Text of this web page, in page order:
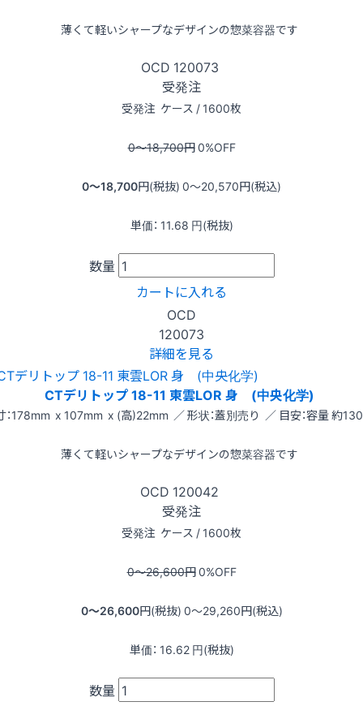
薄くて軽いシャープなデザインの惣菜容器です
OCD 120073
受発注
受発注 ケース / 1600枚
0〜18,700円0%OFF
0〜18,700円(税抜) 0〜20,570円(税込)
単価： 11.68 円(税抜)
数量
カートに入れる
OCD
120073
詳細を見る
CTデリトップ 18-11 東雲LOR 身 (中央化学)
：178mm x 107mm x (高)22mm ／ 形状：蓋別売り ／ 目安：容量 約
薄くて軽いシャープなデザインの惣菜容器です
OCD 120042
受発注
受発注 ケース / 1600枚
0〜26,600円0%OFF
0〜26,600円(税抜) 0〜29,260円(税込)
単価： 16.62 円(税抜)
数量